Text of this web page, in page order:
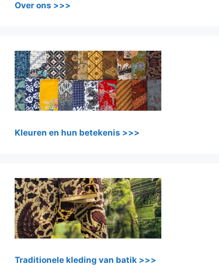
Over ons >>>
Kleuren en hun betekenis >>>
Traditionele kleding van batik >>>